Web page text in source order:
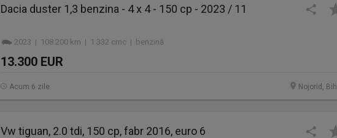
Dacia duster 1,3 benzina - 4 x 4 - 150 cp - 2023 / 11
2023 | 108.200 km | 1.332 cmc | benzină
13.300 EUR
Nojorid,
Acum 6 zile
Vw tiguan, 2.0 tdi, 150 cp, fabr 2016, euro 6